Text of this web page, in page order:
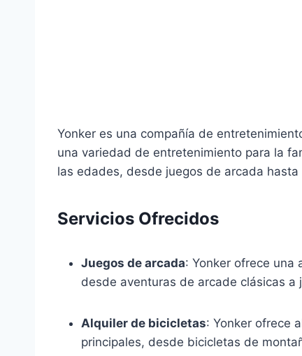
Yonker es una compañía de
una variedad de entretenimiento para la
las edades, desde juegos de arcada
Servicios Ofrecidos
Juegos de arcada: Yonker ofrece una
desde aventuras de arcade clásicas a
Alquiler de bicicletas: Yonker ofrece
principales, desde bicicletas de